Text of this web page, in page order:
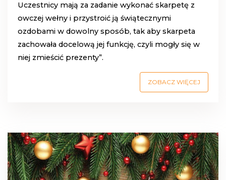
Uczestnicy mają za zadanie wykonać skarpetę z
owczej wełny i przystroić ją świątecznymi
ozdobami w dowolny sposób, tak aby skarpeta
zachowała docelową jej funkcję, czyli mogły się w
niej zmieścić prezenty”.
ZOBACZ WIĘCEJ